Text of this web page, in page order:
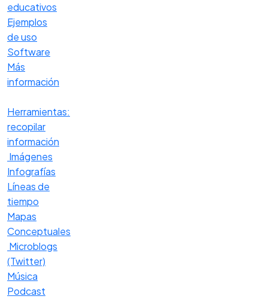
educativos
Ejemplos
de uso
Software
Más
información
Herramientas:
recopilar
información
Imágenes
Infografías
Líneas de
tiempo
Mapas
Conceptuales
Microblogs
(Twitter)
Música
Podcast